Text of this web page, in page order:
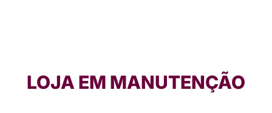
LOJA EM MANUTENÇÃO